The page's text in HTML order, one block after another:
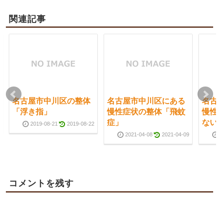
関連記事
名古屋市中川区の整体
「浮き指」
2019-08-21 2019-08-22
名古屋市中川区にある
慢性症状の整体「飛蚊
症」
2021-04-08 2021-04-09
名
慢
な
コメントを残す